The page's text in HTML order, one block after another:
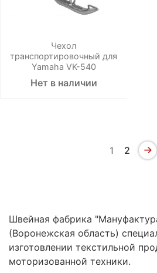
Чехол
транспортировочный для
Yamaha VK-540
Нет в наличии
1 2
Швейная фабрика
(Воронежская область)
изготовлении текстильной
моторизованной техники.